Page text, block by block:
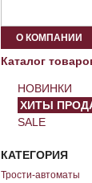
О КОМПАНИИ
Каталог
НОВИНКИ
ХИТЫ
SALE
КАТЕГОРИЯ
Трости-автоматы